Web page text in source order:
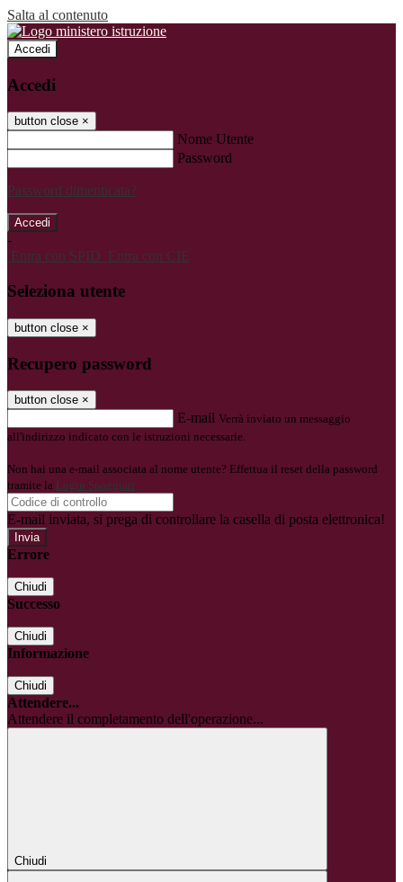
Salta al contenuto
Accedi
Accedi
button close ×
Nome Utente
Password
Password dimenticata?
-
Entra con SPID Entra con CIE
Seleziona utente
button close ×
Recupero password
button close ×
E-mail Verrà inviato un messaggio
all'indirizzo indicato con le istruzioni necessarie.
Non hai una e-mail associata al nome utente? Effettua il reset della password
tramite la Login Spaggiari
E-mail inviata, si prega di controllare la casella di posta elettronica!
Errore
Chiudi
Successo
Chiudi
Informazione
Chiudi
Attendere...
Attendere il completamento dell'operazione...
Chiudi